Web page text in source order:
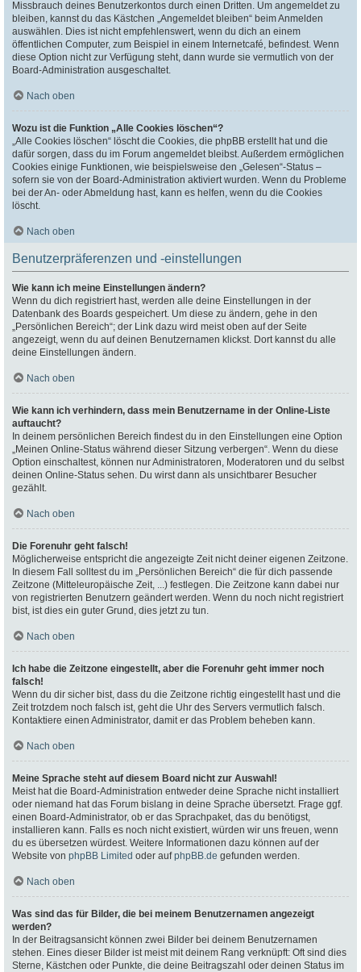
Missbrauch deines Benutzerkontos durch einen Dritten. Um angemeldet zu
bleiben, kannst du das Kästchen „Angemeldet bleiben“ beim Anmelden
auswählen. Dies ist nicht empfehlenswert, wenn du dich an einem
öffentlichen Computer, zum Beispiel in einem Internetcafé, befindest. Wenn
diese Option nicht zur Verfügung steht, dann wurde sie vermutlich von der
Board-Administration ausgeschaltet.
Nach oben
Wozu ist die Funktion „Alle Cookies löschen“?
„Alle Cookies löschen“ löscht die Cookies, die phpBB erstellt hat und die
dafür sorgen, dass du im Forum angemeldet bleibst. Außerdem ermöglichen
Cookies einige Funktionen, wie beispielsweise den „Gelesen“-Status –
sofern sie von der Board-Administration aktiviert wurden. Wenn du Probleme
bei der An- oder Abmeldung hast, kann es helfen, wenn du die Cookies
löscht.
Nach oben
Benutzerpräferenzen und -einstellungen
Wie kann ich meine Einstellungen ändern?
Wenn du dich registriert hast, werden alle deine Einstellungen in der
Datenbank des Boards gespeichert. Um diese zu ändern, gehe in den
„Persönlichen Bereich“; der Link dazu wird meist oben auf der Seite
angezeigt, wenn du auf deinen Benutzernamen klickst. Dort kannst du alle
deine Einstellungen ändern.
Nach oben
Wie kann ich verhindern, dass mein Benutzername in der Online-Liste
auftaucht?
In deinem persönlichen Bereich findest du in den Einstellungen eine Option
„Meinen Online-Status während dieser Sitzung verbergen“. Wenn du diese
Option einschaltest, können nur Administratoren, Moderatoren und du selbst
deinen Online-Status sehen. Du wirst dann als unsichtbarer Besucher
gezählt.
Nach oben
Die Forenuhr geht falsch!
Möglicherweise entspricht die angezeigte Zeit nicht deiner eigenen Zeitzone.
In diesem Fall solltest du im „Persönlichen Bereich“ die für dich passende
Zeitzone (Mitteleuropäische Zeit, ...) festlegen. Die Zeitzone kann dabei nur
von registrierten Benutzern geändert werden. Wenn du noch nicht registriert
bist, ist dies ein guter Grund, dies jetzt zu tun.
Nach oben
Ich habe die Zeitzone eingestellt, aber die Forenuhr geht immer noch
falsch!
Wenn du dir sicher bist, dass du die Zeitzone richtig eingestellt hast und die
Zeit trotzdem noch falsch ist, geht die Uhr des Servers vermutlich falsch.
Kontaktiere einen Administrator, damit er das Problem beheben kann.
Nach oben
Meine Sprache steht auf diesem Board nicht zur Auswahl!
Meist hat die Board-Administration entweder deine Sprache nicht installiert
oder niemand hat das Forum bislang in deine Sprache übersetzt. Frage ggf.
einen Board-Administrator, ob er das Sprachpaket, das du benötigst,
installieren kann. Falls es noch nicht existiert, würden wir uns freuen, wenn
du es übersetzen würdest. Weitere Informationen dazu können auf der
Website von phpBB Limited oder aufphpBB.de gefunden werden.
Nach oben
Was sind das für Bilder, die bei meinem Benutzernamen angezeigt
werden?
In der Beitragsansicht können zwei Bilder bei deinem Benutzernamen
stehen. Eines dieser Bilder ist meist mit deinem Rang verknüpft: Oft sind dies
Sterne, Kästchen oder Punkte, die deine Beitragszahl oder deinen Status im